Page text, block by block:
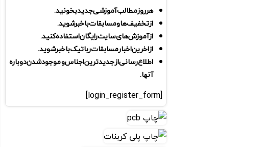
هر روز مطالب آموزشی جدید بخونید.
از تخفیف ها و مسابقات باخبرشوید.
از آموزش های سایت رایگان استفاده کنید.
از اخرین اخبار مسابقات رباتیک با خبر شوید .
اطلاع رسانی از جدید ترین اجناس و موجود شدن دوباره
آنها.
[login_register_form]